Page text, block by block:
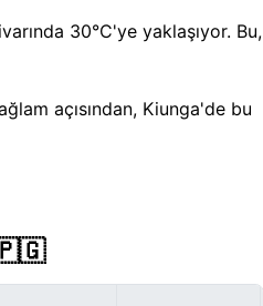
30°C'ye yaklaşıyor. Bu,
açısından, Kiunga'de bu
🇵🇬